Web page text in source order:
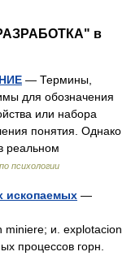
в
— Термины,
для обозначения
или набора
понятия. Однако
реальном
психологии
ископаемых —
и. explotacion
процессов горн.